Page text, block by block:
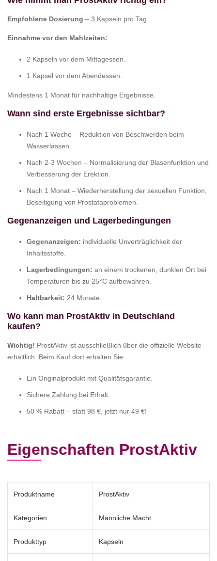
Empfohlene Dosierung – 3 Kapseln pro Tag.
Einnahme vor den Mahlzeiten:
2 Kapseln vor dem Mittagessen.
1 Kapsel vor dem Abendessen.
Mindestens 1 Monat für nachhaltige Ergebnisse.
Wann sind erste Ergebnisse sichtbar?
Nach 1 Woche – Reduktion von Beschwerden beim
Wasserlassen.
Nach 2-3 Wochen – Normalisierung der Blasenfunktion und
Verbesserung der Erektion.
Nach 1 Monat – Wiederherstellung der sexuellen Funktion,
Beseitigung von Prostataproblemen.
Gegenanzeigen und Lagerbedingungen
Gegenanzeigen: individuelle Unverträglichkeit der
Inhaltsstoffe.
Lagerbedingungen: an einem trockenen, dunklen Ort bei
Temperaturen bis zu 25°C aufbewahren.
Haltbarkeit: 24 Monate.
Wo kann man ProstAktiv in Deutschland
kaufen?
Wichtig! ProstAktiv ist ausschließlich über die offizielle Website
erhältlich. Beim Kauf dort erhalten Sie:
Ein Originalprodukt mit Qualitätsgarantie.
Sichere Zahlung bei Erhalt.
50 % Rabatt – statt 98 €, jetzt nur 49 €!
Eigenschaften ProstAktiv
Produktname ProstAktiv
Kategorien Männliche Macht
Produkttyp Kapseln